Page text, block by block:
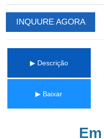
INQUURE AGORA
▶ Descrição
▶ Baixar